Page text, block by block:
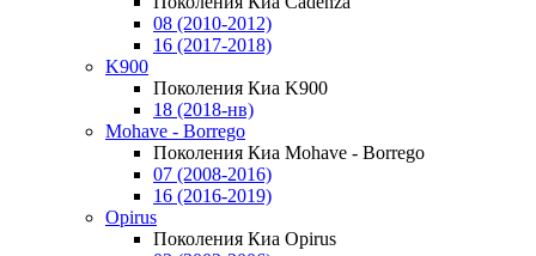
08 (2010-2012)
16 (2017-2018)
K900
Поколения Киа K900
18 (2018-нв)
Mohave - Borrego
Поколения Киа Mohave - Borrego
07 (2008-2016)
16 (2016-2019)
Opirus
Поколения Киа Opirus